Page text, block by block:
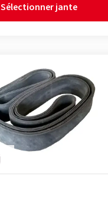
Sélectionner jante